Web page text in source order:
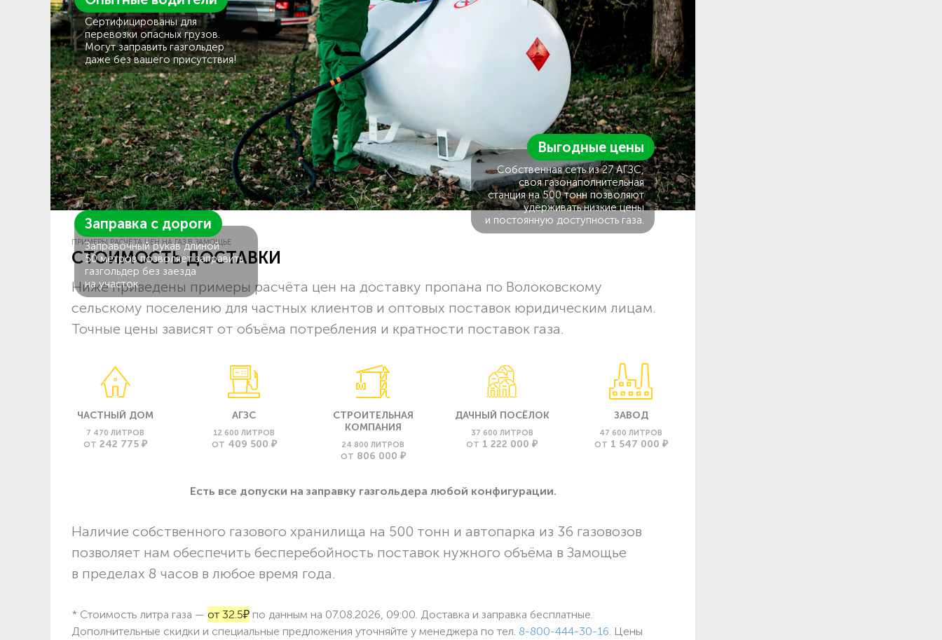
Сертифицированы для
перевозки опасных грузов.
Могут заправить газгольдер
даже без вашего присутствия!
Заправка с дороги
Заправочный рукав длиной
50 метров позволяет заправить
газгольдер без заезда
на участок.
Выгодные цены
Собственная сеть из 27 АГЗС,
своя газонаполнительная
станция на 500 тонн позволяют
удерживать низкие цены
и постоянную доступность газа.
ПРИМЕРЫ РАСЧЁТА ЦЕН НА ГАЗ В ЗАМОЩЬЕ
СТОИМОСТЬ ДОСТАВКИ
Ниже приведены примеры расчёта цен на доставку пропана по Волоковскому
сельскому поселению для частных клиентов и оптовых поставок юридическим лицам.
Точные цены зависят от объёма потребления и кратности поставок газа.
ЧАСТНЫЙ ДОМ
7 470 ЛИТРОВ
ОТ 242 775 ₽
АГЗС
12 600 ЛИТРОВ
ОТ 409 500 ₽
СТРОИТЕЛЬНАЯ
КОМПАНИЯ
24 800 ЛИТРОВ
ОТ 806 000 ₽
ДАЧНЫЙ ПОСЁЛОК
37 600 ЛИТРОВ
ОТ 1 222 000 ₽
ЗАВОД
47 600 ЛИТРОВ
ОТ 1 547 000 ₽
Есть все допуски нa заправку газгольдера любой конфигурации.
Наличие собственного газового хранилища на 500 тонн и автопарка из 36 газовозов
позволяет нам обеспечить бесперебойность поставок нужного объёма в Замощье
в пределах 8 часов в любое время года.
* Стоимость литра газа — от 32.5₽ по данным на 07.08.2026, 09:00. Доставка и заправка бесплатные.
Дополнительные скидки и специальные предложения уточняйте у менеджера по тел. 8-800-444-30-16 . Цены